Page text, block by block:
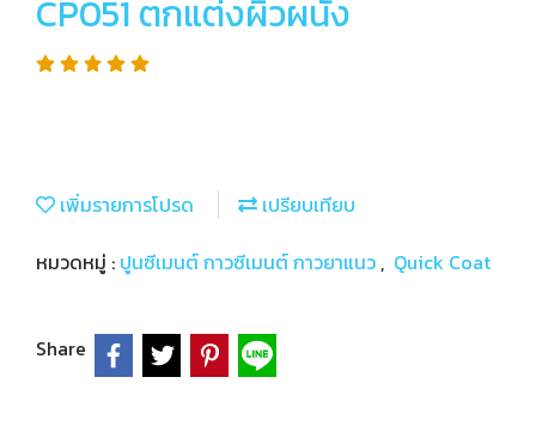
CP051 ตกแต่งผิวผนัง
เพิ่มรายการโปรด
เปรียบเทียบ
หมวดหมู่ : ปูนซีเมนต์ กาวซีเมนต์ กาวยาแนว , Quick Coat
Share